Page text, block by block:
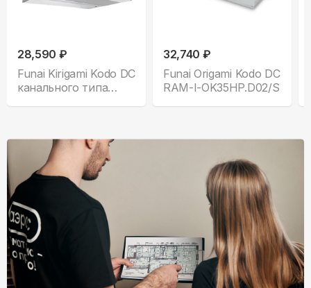
28,590 ₽
Funai Kirigami Kodo DC
канального типа
32,740 ₽
Funai Origami Kodo DC
RAM-I-OK35HP.D02/S